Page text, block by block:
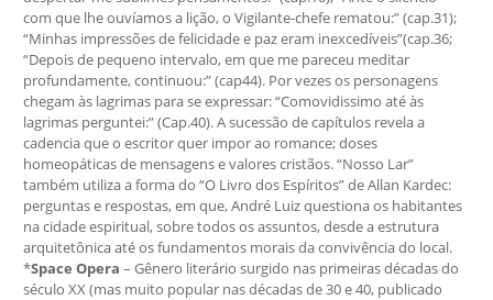
com que lhe ouvíamos a lição, o Vigilante-chefe rematou:” (cap.31);
“Minhas impressões de felicidade e paz eram inexcedíveis”(cap.36;
“Depois de pequeno intervalo, em que me pareceu meditar
profundamente, continuou:” (cap44). Por vezes os personagens
chegam às lagrimas para se expressar: “Comovidissimo até às
lagrimas perguntei:” (Cap.40). A sucessão de capítulos revela a
cadencia que o escritor quer impor ao romance; doses
homeopáticas de mensagens e valores cristãos. “Nosso Lar”
também utiliza a forma do “O Livro dos Espíritos” de Allan Kardec:
perguntas e respostas, em que, André Luiz questiona os habitantes
na cidade espiritual, sobre todos os assuntos, desde a estrutura
arquitetônica até os fundamentos morais da convivência do local.
*Space Opera – Gênero literário surgido nas primeiras décadas do século XX (mas muito popular nas décadas de 30 e 40, publicado nas revistas baratas de novelas chamadas pulps), que usa elementos de ficção cientifica, em que um herói explora mundos ou planetas desconhecidos, defrontando monstros diluvianos e conhecendo povos diferentes, que tem tecnologia avançada e exuberante. (Comentário retirado do livro As Fronteiras da vida e da Morte na Colônia Nosso Lar- de Chio Xavier e André Luiz. De Worney Almeida de Souza – pag. 42). Emmanuel no prefácio escreve: Entretanto, de há muito desejamos trazer ao nosso círculo espiritual alguém que possa transmitir a outrem o valor da experiência própria, com todos os detalhes possíveis a legitima compreensão da ordem que preside o esforço dos desencarnados laboriosos e bem-intencionados, nas esferas invisíveis ao olhar humano, embora intimamente ligadas ao planeta. Certamente que numerosos amigos sorrirão ao contato de determinadas passagens das narrativas. O inabitual, entretanto, causa surpresa em todos os tempos. Quem não sorriria, na Terra, anos atrás, quando se lhe falasse da aviação, da eletricidade, da radiofonia? A surpresa, a perplexidade e a dúvida são de todos os aprendizes que ainda não passaram pela lição. É mais que natural, é justíssimo. Não comentaríamos, desse modo, qualquer impressão alheia. Todo leitor precisa analisar o que lê. … O homem terrestre não é um deserdado. É filho de Deus, em trabalho construtivo, envergando a roupagem da carne; aluno de escola benemérita, onde precisa aprender a elevar-se. A luta é a sua oportunidade, a sua ferramenta, o seu livro. O intercâmbio com o invisível é um movimento sagrado, em função restauradora do Cristianismo puro; que ninguém, todavia, se descuide das necessidades próprias, no lugar que ocupa pela vontade do Senhor. André Luiz vem contar a você, leitor amigo, que a maior surpresa da morte carnal é a nos colocar face a face com a própria consciência, onde edificamos o céu, estacionamos no purgatório ou nos precipitamos no abismo infernal; vem lembrar que a Terra é a oficina sagrada, e que ninguém a menosprezará, sem conhecer o preço do terrível engano a que submeteu o próprio coração. Guarde a experiência dele no livro dalma. Ela diz bem alto que não basta à criatura apegar-se à existência humana, mas precisa saber aproveita-la dignamente; que os passos do cristão, em qualquer escola religiosa, devem dirigir-se verdadeiramente ao Cristo, e que, em nosso campo doutrinário precisamos, em verdade, do Espiritismo e do Espiritualismo, mas, muito mais, de Espiritualidade. -Emmanuel. (Prefácio pag. 1º e 11). Ainda no prefácio André Luiz relata: A vida não cessa. A vida é fonte eterna e a morte é o jogo escuro das ilusões. O grande rio tem seu trajeto, antes do mar imenso. Copiando-lhe a expressão, a alma percorre igualmente caminhos variados e etapas diversas, também recebe afluentes de conhecimentos, aqui e ali, avoluma-se em expressão e purifica-se em qualidade, antes de encontrar o Oceano Eterno da Sabedoria. Cerrar os olhos carnais constitui operação demasiadamente simples. Permutar a roupagem física não decide o problema fundamental da iluminação, como a troca de vestidos nada tem que ver com as soluções profundas do destino e do ser. Oh! Caminhos das almas, misteriosos caminhos do coração! É mister percorrer-vos, antes de tentar a suprema equação da Vida Eterna! É indispensável viver o vosso drama, conhecer-vos detalhe, no longo processo do aperfeiçoamento espiritual! … Seria extremamente infantil a crença de que o simples “baixar do pano” resolvesse transcendente questões do infinito. Uma existência é um ato. Um corpo – uma veste, Um século – um dia. Um serviço – uma experiência. Um triunfo – uma aquisição. Uma morte – um sopro renovador. Quantas existências, quantos corpos, quantos séculos, quantos serviços, quantos triunfos, quantas mortes necessitamos ainda? E o letrado em filosofia religiosa fala de deliberações finais e posições definitivas! Ai! Por toda a parte, os cultos em doutrina e os analfabetos do espírito! É preciso muito esforço do homem para ingressar na academia do Evangelho do Cristo, ingresso que se verifica, quase sempre, de estranha maneira – ele só, na companhia do Mestre, efetuando o curso difícil, recebendo lições sem cátedras visíveis e ouvindo vastas dissertações sem palavras articuladas. Muito longa, portanto, nossa jornada laboriosa. Nosso esforço pobre quer traduzir apenas uma idéia dessa verdade fundamental. Manifestamo-nos, junto a vós outros, no anonimato que obedece à caridade fraternal. A existência humana apresenta grande maioria de vasos frágeis, que não podem conter ainda toda a verdade. Aliás, não nos interessaria, agora, sendo a experiência profunda, com os seus valores coletivos. Não atormentaremos alguém com a idéia da eternidade. Que vasos se fortaleçam, em primeiro lugar. Forneceremos, somente, algumas ligeiras notícias ao espírito sequioso dos nossos irmãos na senda de realização espiritual, e que compreendem conosco que “O espírito sopra onde quer”. Que Jesus nos abençoe. André Luiz. (Nosso Lar Prefacio Pags. 13 a 15.) Mesmo sendo assistido por sua mãe e Clarêncio desde antes de sua morte física André Luiz fica no Umbral durante 8 anos, padecendo fome, frio, dores, perseguições e não aceitava ser chamado de suicida e só pode ser socorrido quando lembrou de Deus. “E, quando as energias me faltavam de todo, quando me senti absolutamente colado ao lodo da Terra, sem forças para reerguer-me, pedi ao Supremo Autor da Natureza me estendesse mãos paternais, em tão amargurosa emergência. Quanto tempo durou a rogativa? Quantas horas consagrei à suplicas, de mãos-postas, imitando a criança aflita? Apenas sei que a chuva das lagrimas me lavou o rosto; que todos os meus sentimentos se concentraram na prece dolorosa. Estaria, então, completamente esquecido? Não era, igualmente, filho de Deus, embora não cogitasse de conhecer-lhe a atividade sublime quando engolfado nas vaidades da experiência humana? Por que não me perdoaria o Eterno Pai, quando providenciava ninho às aves inconscientes e protegia, bondoso, a flor tenra dos campos agrestes? Ah! É preciso haver sofrido muito, para entender todas as misteriosas belezas da oração; é necessário haver conhecido o remorso, a humilhação, a extrema desventura, para tomar com eficácia o sublime elixir de esperança. Foi nesse instante que as neblinas espessas se dissiparam e alguém surgiu, emissário dos Céus. Um velhinho simpático me sorriu paternalmente. Inclinou-se, fixou nos meus os grandes olhos lúcidos, e falou: – Coragem, meu filho! O Senhor não te desampara. – Quem sois, generoso emissário de Deus? Chama-me Clarêncio, sou apenas teu irmão. Transportado à maneira de ferido comum, prestava atenção em tudo que via. (cap..2 pag.23 a 25) Clarêncio, que se apoiava num cajado de substancia luminosa, deteve-se a frente de grande porta encravada em altos muros, cobertos de trepadeiras floridas e graciosas. Tateando um ponto da muralha, fez-se longa abertura, através da qual penetramos, silenciosos. (Cap.12) (E assim André foi socorrido). Depois de tomar um caldo revigorante e embora ainda muito fraco conseguiu com a ajuda de um enfermeiro a assistir a oração coletiva que é feita em todos os crepúsculos. Numa tela viu a figura do Governador e mais 72 ministros e um deles era Clarêncio o mesmo que o socorrera no umbral. Cantavam um harmonioso hino, repleto de indefinível beleza. Onde uma imagem simbólica formada pelas vibrações mentais dos habitantes da colônia desenhou-se ao longe, em plano elevado, um coração maravilhosamente azul, com estrias douradas. A origem da cidade de Nosso Lar é antiga fundação de portugueses distintos, desencarnados no Brasil, no século XVI. A princípio, enorme e exaustiva foi a luta, segundo consta em nossos arquivos no Ministério do Esclarecimento. Há substancias ásperas nas zonas invisíveis à Terra, tal como nas regiões que se caracterizam pela matéria grosseira. Aqui também existem enormes extensões de potencial inferior, como há, no planeta, grandes tratos de natureza rude e incivilizada. Os trabalhos primordiais foram desanimadores, mesmo para os espíritos fortes. Onde se congregam hoje vibrações delicadas e nobres, edifícios de fino lavor, misturavam-se as notas primitivas dos silvícolas do país e as construções infantis de suas mentes rudimentares. Os fundadores não desanimaram, porém. Prosseguiram na obra, copiando o esforço dos europeus que chegavam à Esfera material, apenas com a diferença que, por lá, se empregava a violência, a guerra, a escravidão, e, aqui, o serviço perseverante, a solidariedade fraterna, o amor espiritual. (Livro Nosso Lar cap.8 pag.52) Na formação do Nosso Lar, outra cidade espiritual é citada: ”os missionários da criação de Nosso Lar visitaram os serviços de “Alvorada Nova”, uma das colônias espirituais mais importantes que nos circunvizinham e ali encontram a divisão por departamentos. Adotaram o processo, mas substituíram a palavra departamento por Ministério, com exceção dos serviços regeneradores, que, somente com o Governador atual, conseguiram elevação. (Nosso Lar – cap. 11- pag.65). – Estamos no local do Ministério do Auxílio. Tudo o que vemos, edifícios, casas residenciais, representa instituições e abrigos adequados à tarefa de nossa jurisdição. Orientadores, operários e outros serviçais da missão residem aqui. Nessa zona, atende-se a doentes, ouvem-se rogativas, selecionam preces, preparam-se reencarnações terrenas, organizam-se turmas de socorro aos habitantes do Umbral, ou aos que choram na Terra, estudam se soluções para todos os processos que se prendem ao sofrimento. E continuou. A cidade espiritual é administrada por um Governador geral e por Ministérios com funções determinadas: “Não tem visto, nos atos da prece nosso Governador Espiritual cercado de setenta e dois colaboradores? Pois são os Ministros de Nosso Lar. A colônia, que é essencialmente de trabalho e re